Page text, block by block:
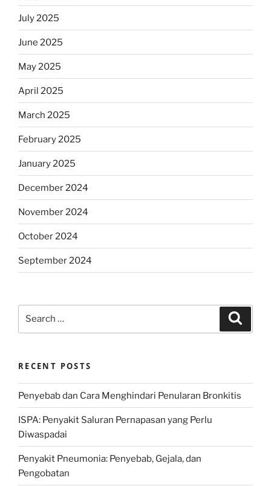
July 2025
June 2025
May 2025
April 2025
March 2025
February 2025
January 2025
December 2024
November 2024
October 2024
September 2024
RECENT POSTS
Penyebab dan Cara Menghindari Penularan Bronkitis
ISPA: Penyakit Saluran Pernapasan yang Perlu
Diwaspadai
Penyakit Pneumonia: Penyebab, Gejala, dan
Pengobatan